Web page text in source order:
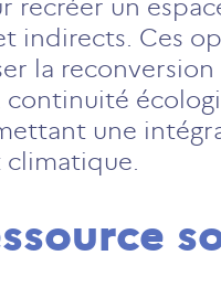
un
indirects. Ces
la reconversion
continuité
une
climatique.